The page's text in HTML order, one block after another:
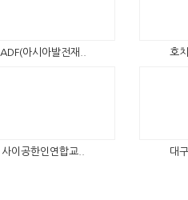
ADF(아시아발전재.. 호
사이공한인연합교.. 대